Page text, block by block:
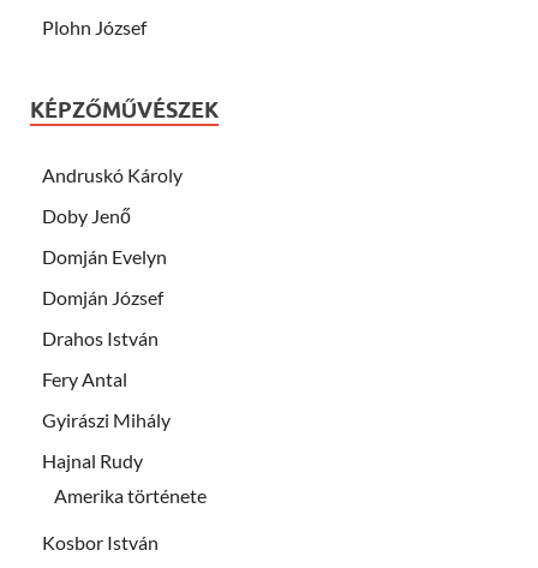
Plohn József
KÉPZŐMŰVÉSZEK
Andruskó Károly
Doby Jenő
Domján Evelyn
Domján József
Drahos István
Fery Antal
Gyirászi Mihály
Hajnal Rudy
Amerika története
Kosbor István